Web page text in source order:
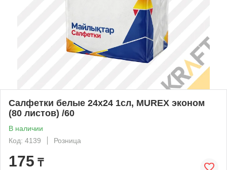
Салфетки белые 24х24 1сл, MUREX эконом
(80 листов) /60
В наличии
Код: 4139
Розница
175 ₸